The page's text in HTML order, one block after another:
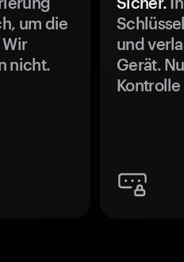
um die
nicht.
und
Gerät.